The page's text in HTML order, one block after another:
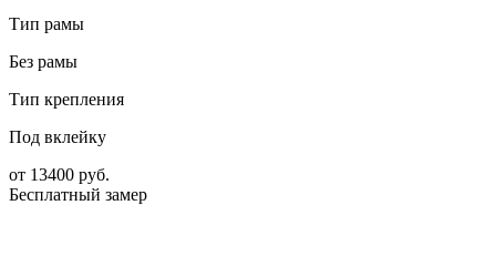
Тип рамы
Без рамы
Тип крепления
Под вклейку
от 13400 руб.
Бесплатный замер